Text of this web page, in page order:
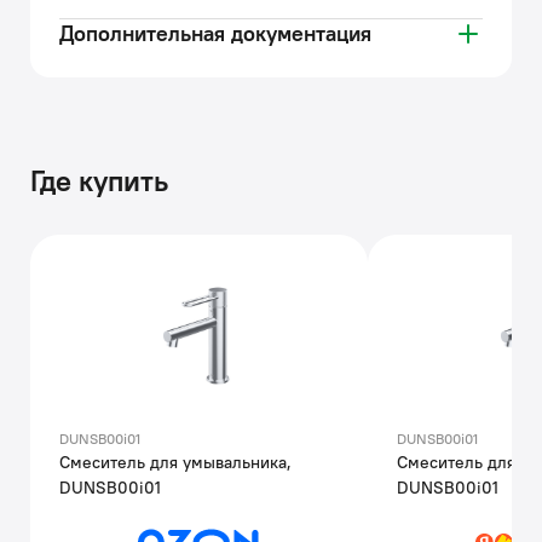
Дополнительная документация
Где купить
DUNSB00i01
Смеситель для умывальника,
DUNSB00i01
DUNSB00i01
Смеситель для
DUNSB00i01